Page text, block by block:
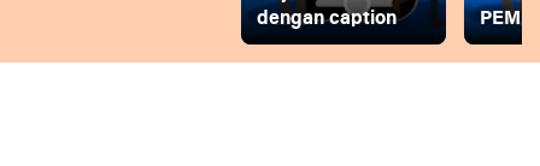
dengan caption